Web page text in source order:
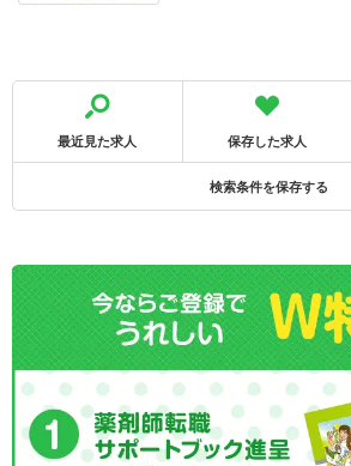
最近見た求人 保存した求人
検索条件を保存する